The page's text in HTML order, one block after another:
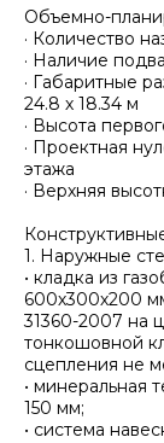
Объемно-
· Количество
· Наличие
· Габаритные
24.8 х 18.34 м
· Высота
· Проектная
этажа
· Верхняя
1. Наружные
• кладка из
600х300х200
31360-2007 на
тонкошовной
сцепления не
• минеральная
150 мм;
• система